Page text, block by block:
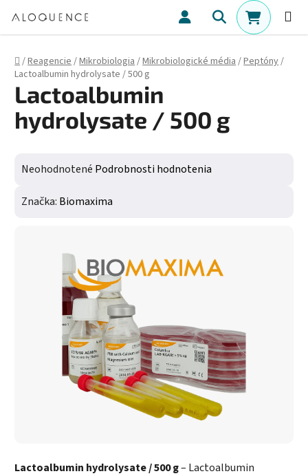
Hľadať
Domov
/Reagencie/Mikrobiologia/Mikrobiologické média/Peptóny/
Lactoalbumin hydrolysate / 500 g
Lactoalbumin hydrolysate / 500 g– Lactoalbumin
Lactoalbumin
hydrolysate / 500 g
Priemerné hodnotenie produktu je 0,0 z 5 hviezdičiek.
Neohodnotené Podrobnosti hodnotenia
Značka: Biomaxima